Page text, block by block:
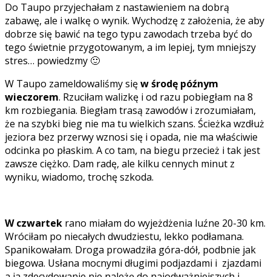
Do Taupo przyjechałam z nastawieniem na dobrą
zabawę, ale i walkę o wynik. Wychodzę z założenia, że aby
dobrze się bawić na tego typu zawodach trzeba być do
tego świetnie przygotowanym, a im lepiej, tym mniejszy
stres… powiedzmy 🙂
W Taupo zameldowaliśmy sięw środę późnym
wieczorem. Rzuciłam walizkę i od razu pobiegłam na 8
km rozbiegania. Biegłam trasą zawodów i zrozumiałam,
że na szybki bieg nie ma tu wielkich szans. Ścieżka wzdłuż
jeziora bez przerwy wznosi się i opada, nie ma właściwie
odcinka po płaskim. A co tam, na biegu przecież i tak jest
zawsze ciężko. Dam radę, ale kilku cennych minut z
wyniku, wiadomo, trochę szkoda.
W czwartek rano miałam do wyjeżdżenia luźne 20-30 km.
Wróciłam po niecałych dwudziestu, lekko podłamana.
Spanikowałam. Droga prowadziła góra-dół, podbnie jak
biegowa. Usłana mocnymi długimi podjazdami i zjazdami